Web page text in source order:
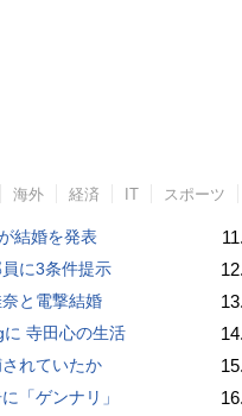
海外 経済 IT スポーツ
結婚を発表
に3条件提示
と電撃結婚
寺田心の生活
れていたか
「ゲンナリ」
11.
12.
13.
14.
15.
16.